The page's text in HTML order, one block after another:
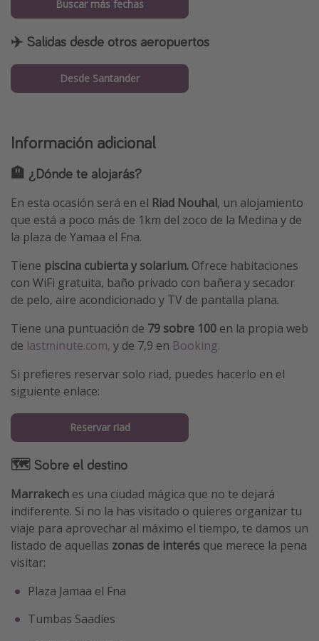
Buscar más fechas
✈️ Salidas desde otros aeropuertos
Desde Santander
Información adicional
🏨 ¿Dónde te alojarás?
En esta ocasión será en el Riad Nouhal, un alojamiento
que está a poco más de 1km del zoco de la Medina y de
la plaza de Yamaa el Fna.
Tiene piscina cubierta y solarium. Ofrece habitaciones
con WiFi gratuita, baño privado con bañera y secador
de pelo, aire acondicionado y TV de pantalla plana.
Tiene una puntuación de 79 sobre 100 en la propia web
de lastminute.com, y de 7,9 en Booking.
Si prefieres reservar solo riad, puedes hacerlo en el
siguiente enlace:
Reservar riad
🗺 Sobre el destino
Marrakech es una ciudad mágica que no te dejará
indiferente. Si no la has visitado o quieres organizar tu
viaje para aprovechar al máximo el tiempo, te damos un
listado de aquellas zonas de interés que merece la pena
visitar:
Plaza Jamaa el Fna
Tumbas Saadíes